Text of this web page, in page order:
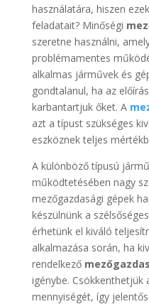
használatára, hiszen
feladatait? Minőségi
szeretne használni,
problémamentes
alkalmas járművek és
gondtalanul, ha az
karbantartjuk őket. A
azt a típust szükséges
eszköznek teljes
A különböző típusú
működtetésében nagy
mezőgazdasági gépek
készülnünk a
érhetünk el kiváló
alkalmazása során, ha
rendelkező
igénybe.
mennyiségét, így